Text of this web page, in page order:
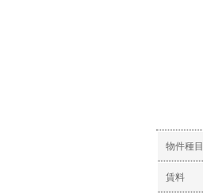
物件種目
賃料